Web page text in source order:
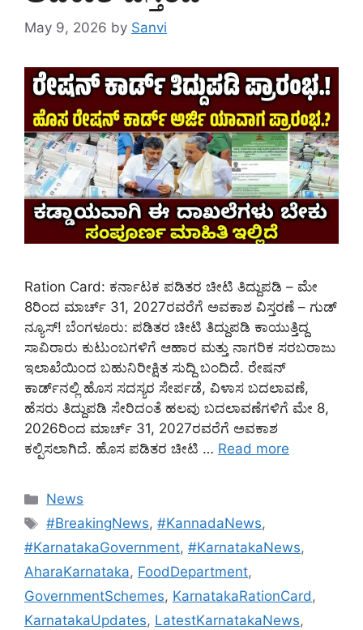
May 9, 2026 by Sanvi
Ration Card: ಕರ್ನಾಟಕ ಪಡಿತರ ಚೀಟಿ ತಿದ್ದುಪಡಿ – ಮೇ
8ರಿಂದ ಮಾರ್ಚ್ 31, 2027ರವರೆಗೆ ಅವಕಾಶ ವಿಸ್ತರಣೆ – ಗುಡ್
ನ್ಯೂಸ್! ಬೆಂಗಳೂರು: ಪಡಿತರ ಚೀಟಿ ತಿದ್ದುಪಡಿ ಕಾಯುತ್ತಿದ್ದ
ಸಾವಿರಾರು ಕುಟುಂಬಗಳಿಗೆ ಆಹಾರ ಮತ್ತು ನಾಗರಿಕ ಸರಬರಾಜು
ಇಲಾಖೆಯಿಂದ ಬಹುನಿರೀಕ್ಷಿತ ಸುದ್ದಿ ಬಂದಿದೆ. ರೇಷನ್
ಕಾರ್ಡ್‌ನಲ್ಲಿ ಹೊಸ ಸದಸ್ಯರ ಸೇರ್ಪಡೆ, ವಿಳಾಸ ಬದಲಾವಣೆ,
ಹೆಸರು ತಿದ್ದುಪಡಿ ಸೇರಿದಂತೆ ಹಲವು ಬದಲಾವಣೆಗಳಿಗೆ ಮೇ 8,
2026ರಿಂದ ಮಾರ್ಚ್ 31, 2027ರವರೆಗೆ ಅವಕಾಶ
ಕಲ್ಪಿಸಲಾಗಿದೆ. ಹೊಸ ಪಡಿತರ ಚೀಟಿ … Read more
Categories
News
Tags
#BreakingNews,#KannadaNews,
#KarnatakaGovernment, #KarnatakaNews,
AharaKarnataka, FoodDepartment,
GovernmentSchemes, KarnatakaRationCard,
KarnatakaUpdates, LatestKarnatakaNews,